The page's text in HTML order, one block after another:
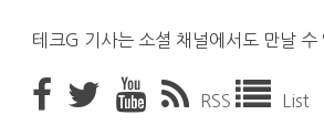
테크G 기사는 소셜 채널에서도 만날 수
RSS List